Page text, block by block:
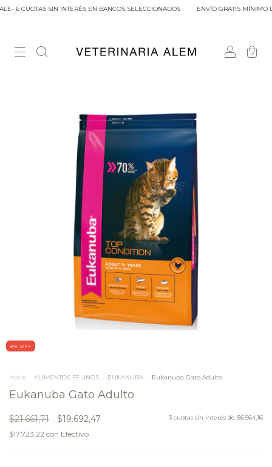
CUOTAS SIN INTERÉS EN BANCOS SELECCIONADOS ENVÍO GRATIS MÍNIMO
0
9% OFF
Inicio . ALIMENTOS FELINOS . EUKANUBA . Eukanuba Gato Adulto
Eukanuba Gato Adulto
$21.661,71 $19.692,47
$17.723,22 con Efectivo
3 cuotas sin interés de $6.564,16